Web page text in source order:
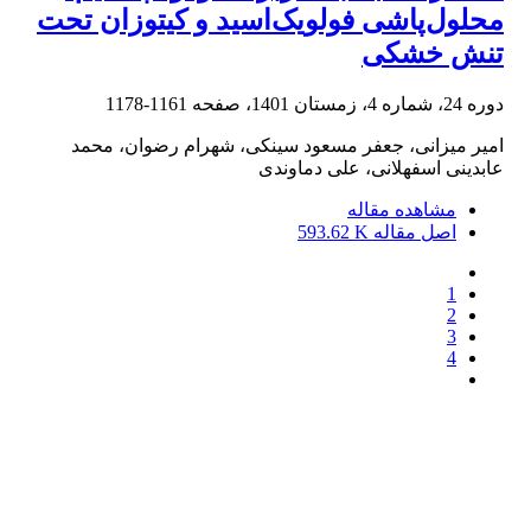
محلول‌پاشی فولویک‌اسید و کیتوزان تحت
تنش خشکی
دوره 24، شماره 4، زمستان 1401، صفحه 1161-1178
امیر میزانی، جعفر مسعود سینکی، شهرام رضوان، محمد
عابدینی اسفهلانی، علی دماوندی
مشاهده مقاله
اصل مقاله 593.62 K
1
2
3
4